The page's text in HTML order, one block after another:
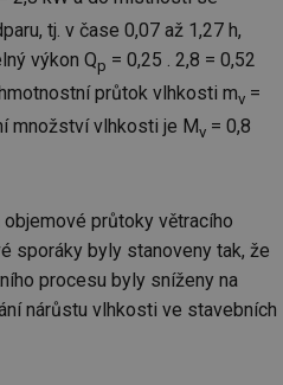
tj. v čase 0,07 až 1,27 h,
výkon Qp = 0,25 . 2,8 = 0,52
průtok vlhkosti mv =
množství vlhkosti je Mv = 0,8
průtoky větracího
sporáky byly stanoveny tak, že
procesu byly sníženy na
nárůstu vlhkosti ve stavebních